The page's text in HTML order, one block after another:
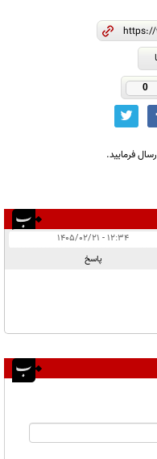
0
فرمایید.
۱۲:۳۴ - ۱۴۰۵/۰۲/۲۱
پاسخ